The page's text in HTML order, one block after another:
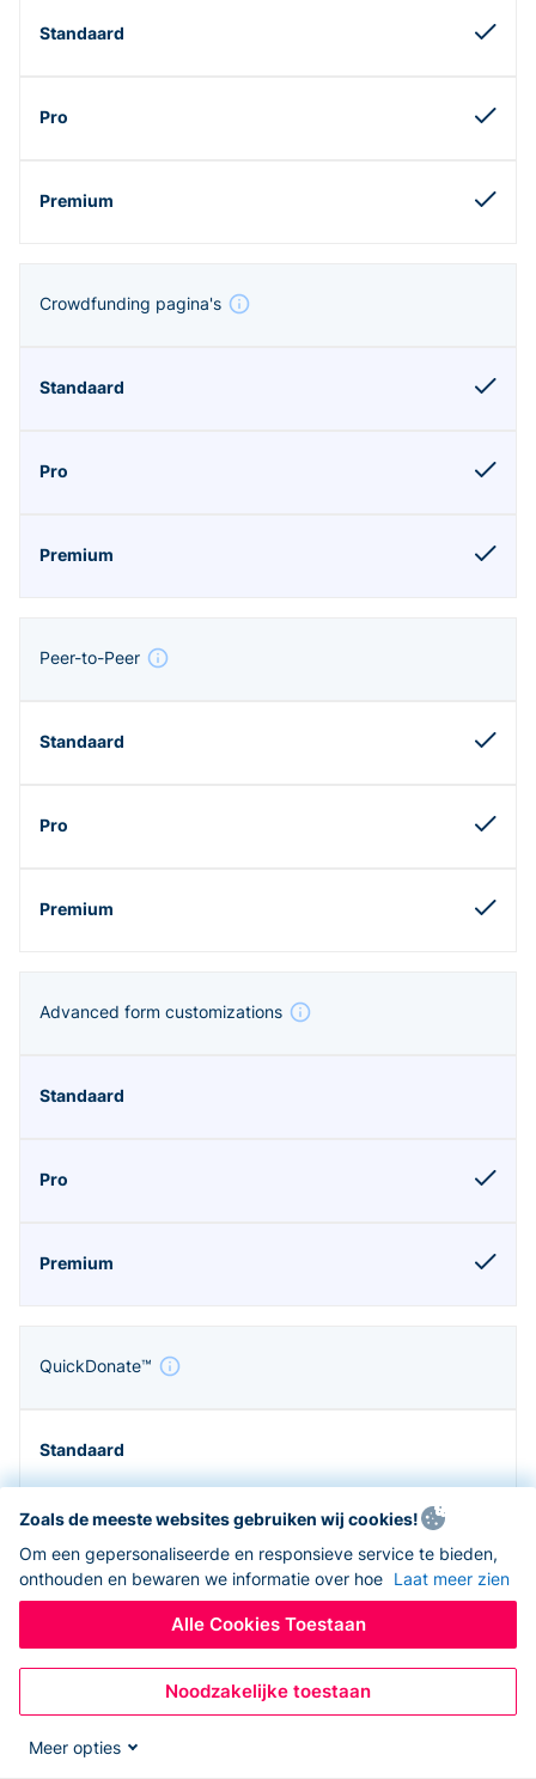
Crowdfunding pagina's
Peer-to-Peer
Advanced form customizations
QuickDonate™
Zapier en API
Zoals de meeste websites gebruiken wij cookies!
Om een gepersonaliseerde en responsieve service te bieden,
onthouden en bewaren we informatie over hoe Laat meer zien
Alle Cookies Toestaan
Noodzakelijke toestaan
Meer opties